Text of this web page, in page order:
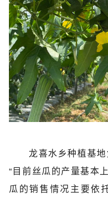
龙喜水乡种植基地
“目前丝瓜的产量基本
瓜的销售情况主要依